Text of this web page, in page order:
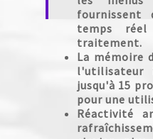
fournissent
temps
traitement.
La mémoire
l'utilisateur
jusqu'à 15
pour une
Réactivité